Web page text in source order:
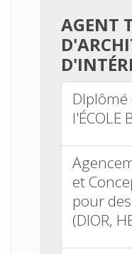
AGENT
DIplômé
l'ÉCOLE
et
pour
(DIOR,